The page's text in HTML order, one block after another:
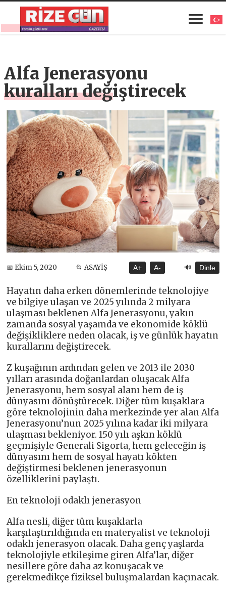
Alfa Jenerasyonu
kuralları değiştirecek
📅 Ekim 5, 2020 📂 ASAYİŞ A+ A- 🔊 Dinle
Hayatın daha erken dönemlerinde teknolojiye
ve bilgiye ulaşan ve 2025 yılında 2 milyara
ulaşması beklenen Alfa Jenerasyonu, yakın
zamanda sosyal yaşamda ve ekonomide köklü
değişikliklere neden olacak, iş ve günlük hayatın
kurallarını değiştirecek.
Z kuşağının ardından gelen ve 2013 ile 2030
yılları arasında doğanlardan oluşacak Alfa
Jenerasyonu, hem sosyal alanı hem de iş
dünyasını dönüştürecek. Diğer tüm kuşaklara
göre teknolojinin daha merkezinde yer alan Alfa
Jenerasyonu’nun 2025 yılına kadar iki milyara
ulaşması bekleniyor. 150 yılı aşkın köklü
geçmişiyle Generali Sigorta, hem geleceğin iş
dünyasını hem de sosyal hayatı kökten
değiştirmesi beklenen jenerasyonun
özelliklerini paylaştı.
En teknoloji odaklı jenerasyon
Alfa nesli, diğer tüm kuşaklarla
karşılaştırıldığında en materyalist ve teknoloji
odaklı jenerasyon olacak. Daha genç yaşlarda
teknolojiyle etkileşime giren Alfa’lar, diğer
nesillere göre daha az konuşacak ve
gerekmedikçe fiziksel buluşmalardan kaçınacak.